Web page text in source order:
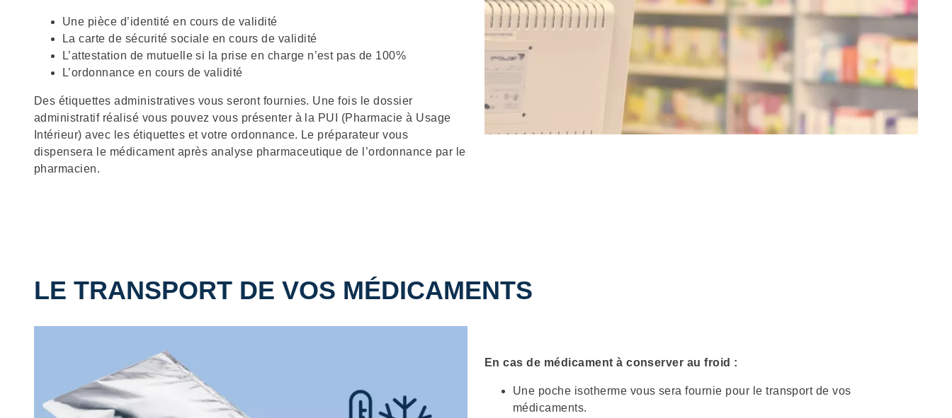
Une pièce d’identité en cours de validité
La carte de sécurité sociale en cours de validité
L’attestation de mutuelle si la prise en charge n’est pas de 100%
L’ordonnance en cours de validité
Des étiquettes administratives vous seront fournies. Une fois le dossier
administratif réalisé vous pouvez vous présenter à la PUI (Pharmacie à Usage
Intérieur) avec les étiquettes et votre ordonnance. Le préparateur vous
dispensera le médicament après analyse pharmaceutique de l’ordonnance par le
pharmacien.
LE TRANSPORT DE VOS MÉDICAMENTS
En cas de médicament à conserver au froid :
Une poche isotherme vous sera fournie pour le transport de vos
médicaments.